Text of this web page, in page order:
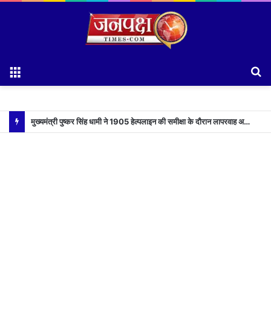
मुख्यमंत्री पुष्कर सिंह धामी ने 1905 हेल्पलाइन की समीक्षा के दौरान लापरवाह अधिकारियों को लगाई फटकार